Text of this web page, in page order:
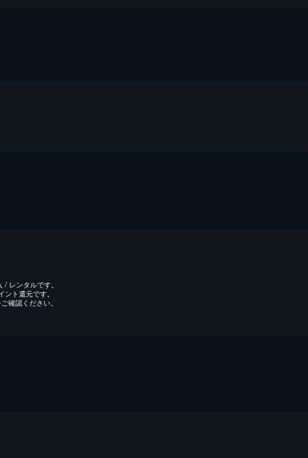
レンタルです。
ト還元です。
ご確認ください。